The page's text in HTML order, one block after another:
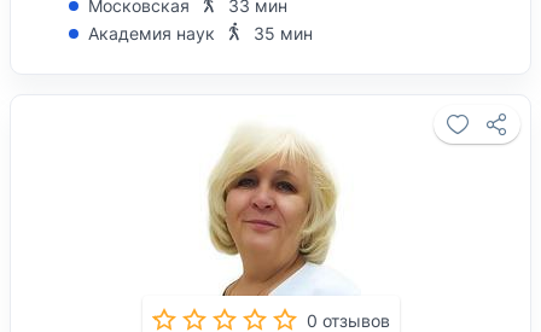
Московская
33 мин
Академия наук
35 мин
0 отзывов